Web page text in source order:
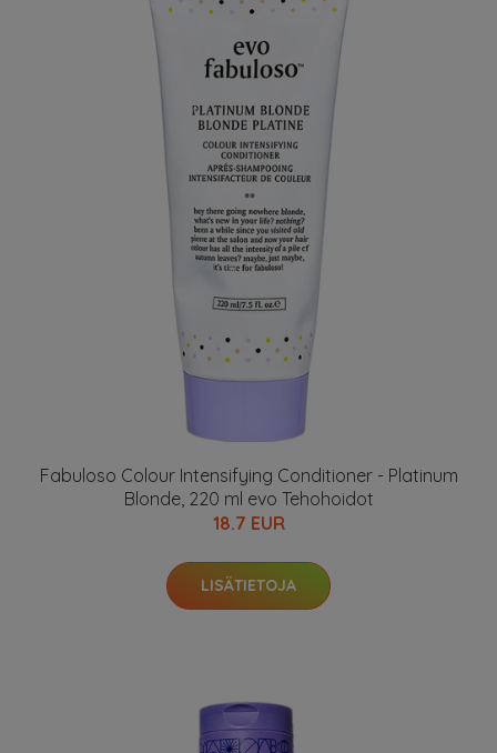
Fabuloso Colour Intensifying Conditioner - Platinum
Blonde, 220 ml evo Tehohoidot
18.7 EUR
LISÄTIETOJA